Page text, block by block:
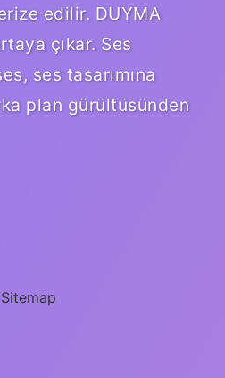
edilir. DUYMA
çıkar. Ses
ses tasarımına
plan gürültüsünden
Sitemap